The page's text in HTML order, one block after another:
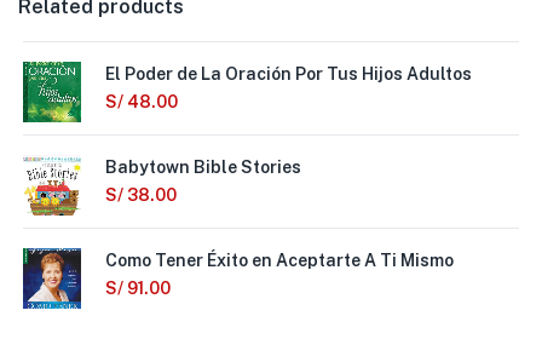
Related products
El Poder de La Oración Por Tus Hijos Adultos
S/ 48.00
Babytown Bible Stories
S/ 38.00
Como Tener Éxito en Aceptarte A Ti Mismo
S/ 91.00